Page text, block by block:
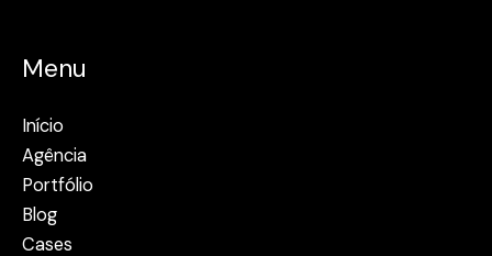
Menu
Início
Agência
Portfólio
Blog
Cases